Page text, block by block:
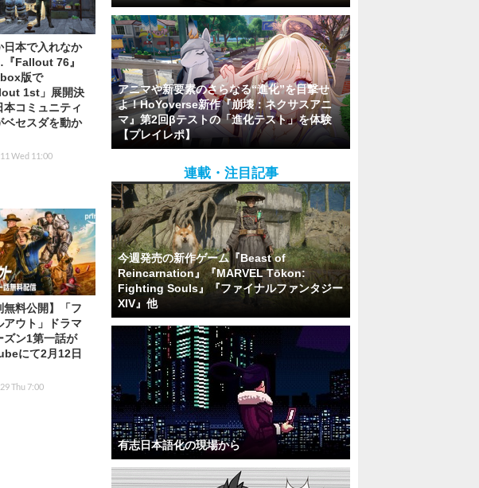
日本で入れなか
Fallout 76』
版で
1st」展開決
本コミュニティ
ベセスダを動か
Wed 11:00
無料公開】「フ
アウト」ドラマ
ズン1第一話が
にて2月12日
Thu 7:00
アニマや新要素のさらなる“進化”を目撃せ
よ！HoYoverse新作『崩壊：ネクサスアニ
マ』第2回βテストの「進化テスト」を体験
【プレイレポ】
連載・注目記事
今週発売の新作ゲーム『Beast of
Reincarnation』『MARVEL Tōkon:
Fighting Souls』『ファイナルファンタジー
XIV』他
有志日本語化の現場から